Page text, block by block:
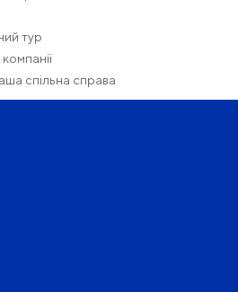
тур
спільна справа